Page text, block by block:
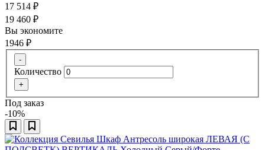
17 514 ₽
19 460 ₽
Вы экономите
1946 ₽
-
Количество
+
Под заказ
-10%